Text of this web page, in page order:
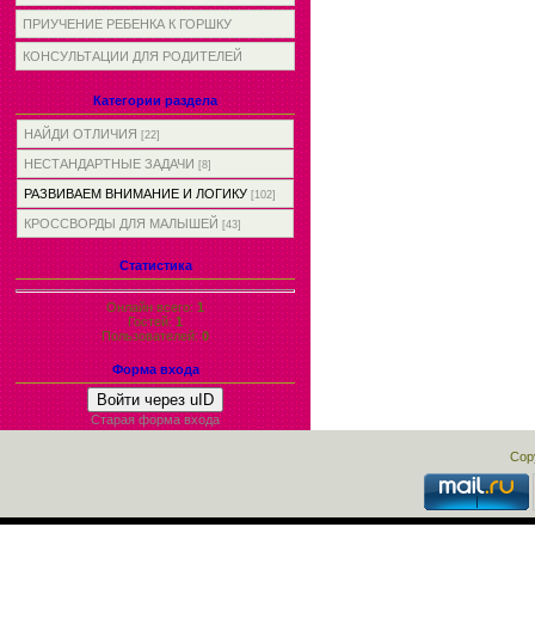
ПРИУЧЕНИЕ РЕБЕНКА К ГОРШКУ
КОНСУЛЬТАЦИИ ДЛЯ РОДИТЕЛЕЙ
Категории раздела
НАЙДИ ОТЛИЧИЯ [22]
НЕСТАНДАРТНЫЕ ЗАДАЧИ [8]
РАЗВИВАЕМ ВНИМАНИЕ И ЛОГИКУ [102]
КРОССВОРДЫ ДЛЯ МАЛЫШЕЙ [43]
Статистика
Онлайн всего:1
Гостей:1
Пользователей:0
Форма входа
Войти через uID
Старая форма входа